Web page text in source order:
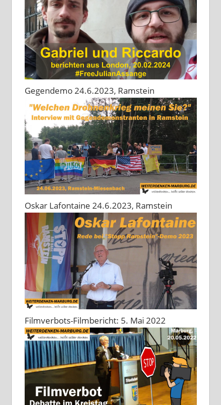
Gegendemo 24.6.2023, Ramstein
Oskar Lafontaine 24.6.2023, Ramstein
Filmverbots-Filmbericht: 5. Mai 2022